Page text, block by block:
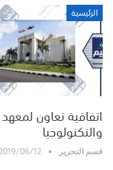
الرئيسية
اتفاقية تعاون
والتكنولوجيا
قسم التحرير 06/12